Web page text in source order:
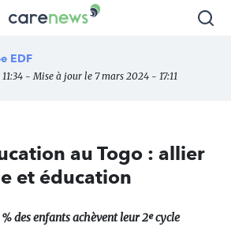
Carenews,
média
des
EDF
- Mise à jour le 7 mars 2024 - 17:11
au Togo : allier
et éducation
des enfants achèvent leur 2ᵉ cycle